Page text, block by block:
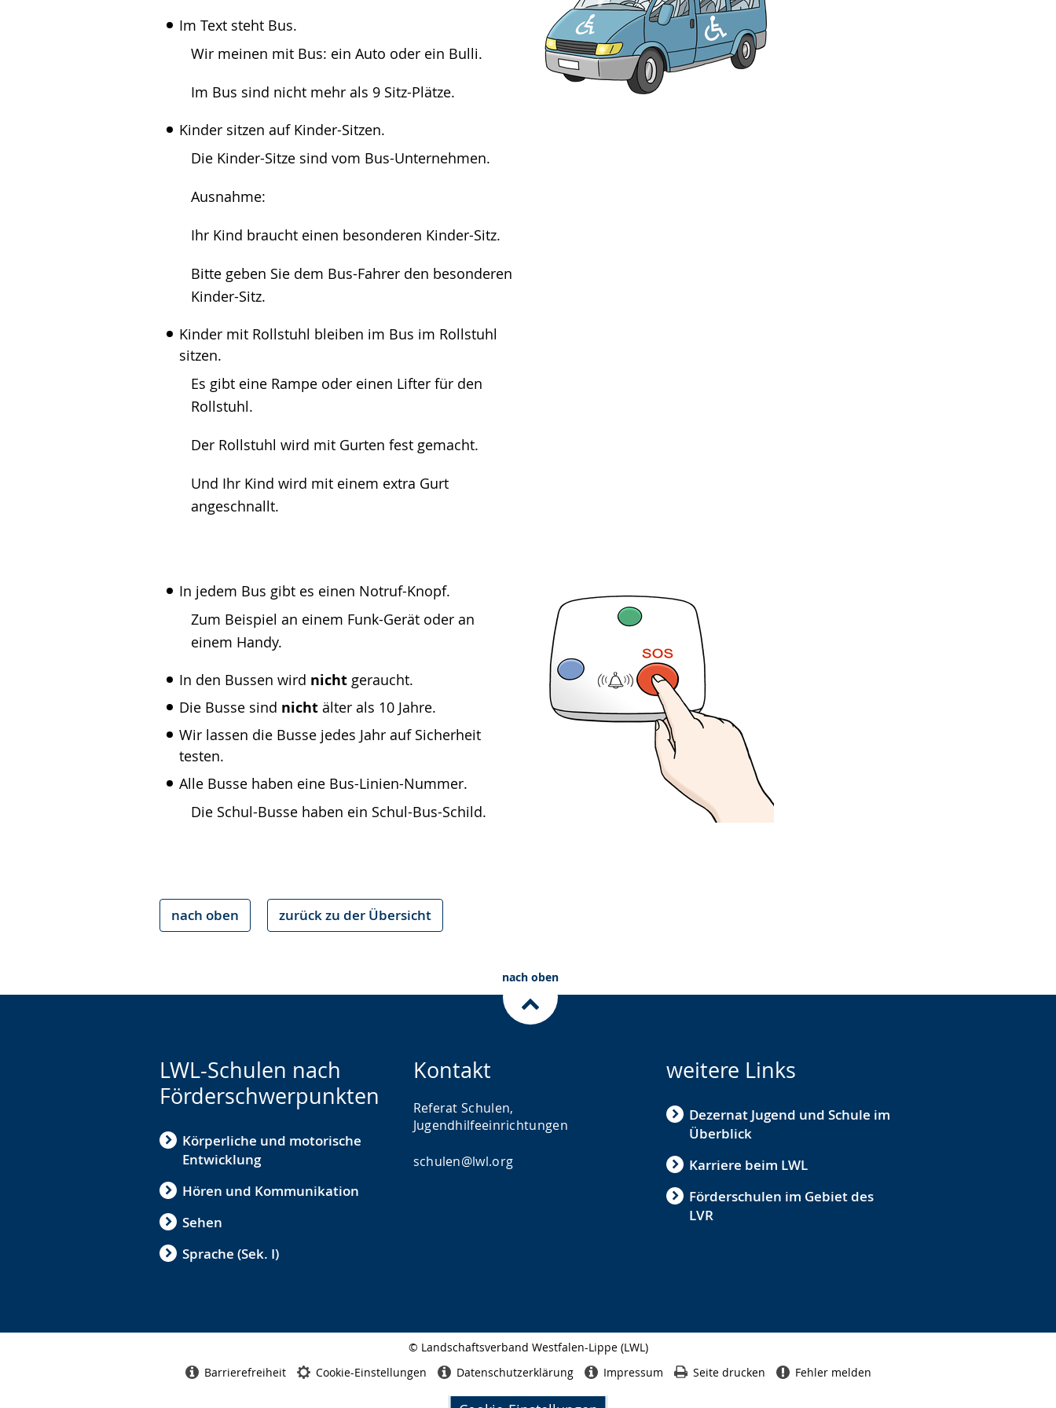
Im Text steht Bus.
Wir meinen mit Bus: ein Auto oder ein Bulli.
Im Bus sind nicht mehr als 9 Sitz-Plätze.
Kinder sitzen auf Kinder-Sitzen.
Die Kinder-Sitze sind vom Bus-Unternehmen.
Ausnahme:
Ihr Kind braucht einen besonderen Kinder-Sitz.
Bitte geben Sie dem Bus-Fahrer den besonderen
Kinder-Sitz.
Kinder mit Rollstuhl bleiben im Bus im Rollstuhl
sitzen.
Es gibt eine Rampe oder einen Lifter für den
Rollstuhl.
Der Rollstuhl wird mit Gurten fest gemacht.
Und Ihr Kind wird mit einem extra Gurt
angeschnallt.
In jedem Bus gibt es einen Notruf-Knopf.
Zum Beispiel an einem Funk-Gerät oder an
einem Handy.
In den Bussen wird nicht geraucht.
Die Busse sind nicht älter als 10 Jahre.
Wir lassen die Busse jedes Jahr auf Sicherheit
testen.
Alle Busse haben eine Bus-Linien-Nummer.
Die Schul-Busse haben ein Schul-Bus-Schild.
nach oben zurück zu der Übersicht
nach oben
LWL-Schulen nach
Förderschwerpunkten
Körperliche und motorische
Entwicklung
Hören und Kommunikation
Sehen
Sprache (Sek. I)
Kontakt
Referat Schulen,
Jugendhilfeeinrichtungen
schulen@lwl.org
weitere Links
Dezernat Jugend und Schule im
Überblick
Karriere beim LWL
Förderschulen im Gebiet des
LVR
© Landschaftsverband Westfalen-Lippe (LWL)
Barrierefreiheit Cookie-Einstellungen Datenschutzerklärung Impressum Seite drucken Fehler melden